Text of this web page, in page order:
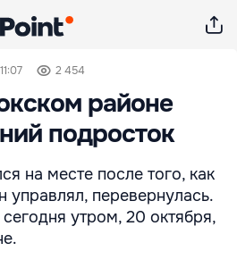
2 454
районе
подросток
на месте после того, как
управлял, перевернулась.
утром, 20 октября,